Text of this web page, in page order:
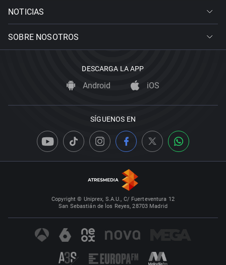
NOTICIAS
SOBRE NOSOTROS
DESCARGA LA APP
Android iOS
SÍGUENOS EN
Copyright © Uniprex, S.A.U., C/ Fuerteventura 12
San Sebastián de los Reyes, 28703 Madrid